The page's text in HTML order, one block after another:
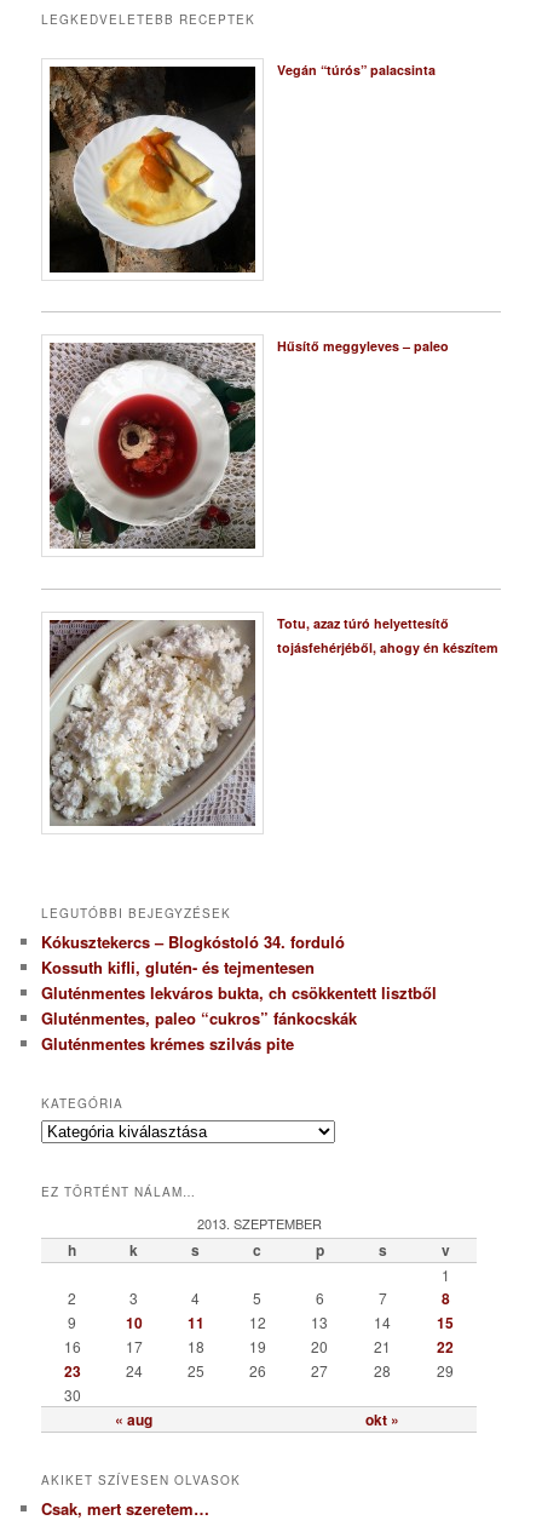
LEGKEDVELETEBB RECEPTEK
Vegán “túrós” palacsinta
Hűsítő meggyleves – paleo
Totu, azaz túró helyettesítő
tojásfehérjéből, ahogy én készítem
LEGUTÓBBI BEJEGYZÉSEK
Kókusztekercs – Blogkóstoló 34. forduló
Kossuth kifli, glutén- és tejmentesen
Gluténmentes lekváros bukta, ch csökkentett lisztből
Gluténmentes, paleo “cukros” fánkocskák
Gluténmentes krémes szilvás pite
KATEGÓRIA
K
e
ó
r
EZ TÖRTÉNT NÁLAM…
2013. SZEPTEMBER
h k s c p s v
« aug okt »
1
2
3 4 5 6 7 8
9 10 11 12 13 14 15
16 17 18 19 20 21
22
23
24 25 26 27 28
29
30
AKIKET SZÍVESEN OLVASOK
Csak, mert szeretem…